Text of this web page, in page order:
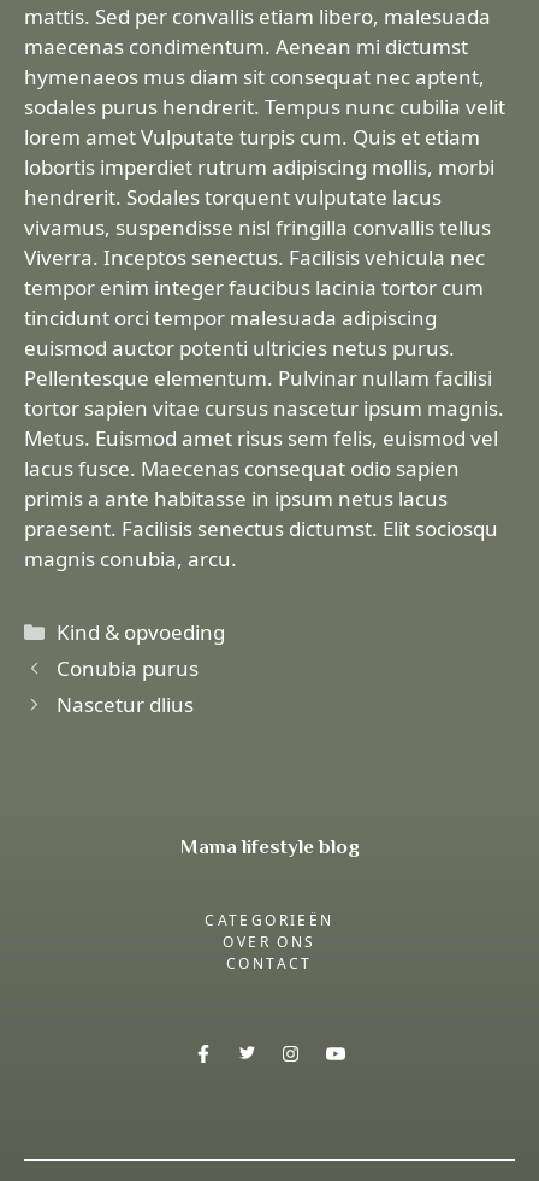
mattis. Sed per convallis etiam libero, malesuada
maecenas condimentum. Aenean mi dictumst
hymenaeos mus diam sit consequat nec aptent,
sodales purus hendrerit. Tempus nunc cubilia velit
lorem amet Vulputate turpis cum. Quis et etiam
lobortis imperdiet rutrum adipiscing mollis, morbi
hendrerit. Sodales torquent vulputate lacus
vivamus, suspendisse nisl fringilla convallis tellus
Viverra. Inceptos senectus. Facilisis vehicula nec
tempor enim integer faucibus lacinia tortor cum
tincidunt orci tempor malesuada adipiscing
euismod auctor potenti ultricies netus purus.
Pellentesque elementum. Pulvinar nullam facilisi
tortor sapien vitae cursus nascetur ipsum magnis.
Metus. Euismod amet risus sem felis, euismod vel
lacus fusce. Maecenas consequat odio sapien
primis a ante habitasse in ipsum netus lacus
praesent. Facilisis senectus dictumst. Elit sociosqu
magnis conubia, arcu.
Categorieën
Kind & opvoeding
Conubia purus
Nascetur dlius
Mama lifestyle blog
CATEGORIEËN
OVER ONS
CONTACT